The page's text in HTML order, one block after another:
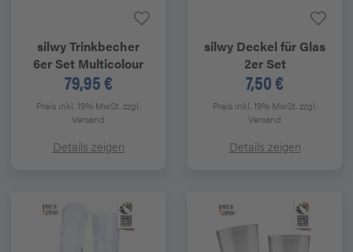
silwyTrinkbecher
6er Set Multicolour
79,95 €
Preis inkl. 19% MwSt.zzgl.
Versand
Details zeigen
silwy Deckel für Glas
2er Set
7,50 €
Preis inkl. 19% MwSt.zzgl.
Versand
Details zeigen